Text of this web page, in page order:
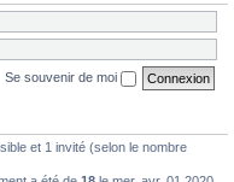
Se souvenir de moi
et 1 invité (selon le nombre